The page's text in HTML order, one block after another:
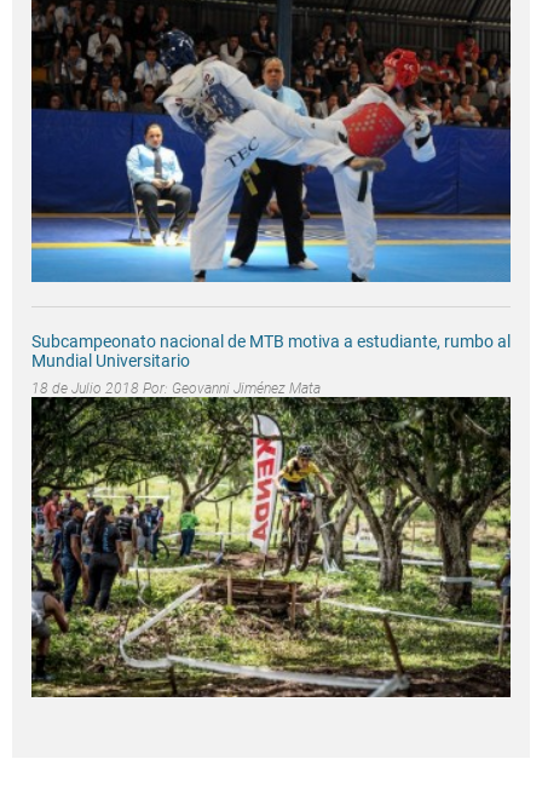
Subcampeonato nacional de MTB motiva a estudiante, rumbo al
Mundial Universitario
18 de Julio 2018 Por: Geovanni Jiménez Mata